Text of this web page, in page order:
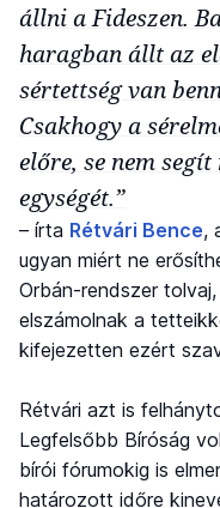
állni a Fideszen.
haragban állt az
sértettség van
Csakhogy a
előre, se nem
egységét.”
– írta Rétvári Bence,
ugyan miért ne
Orbán-rendszer
elszámolnak a
kifejezetten ezért
Rétvári azt is
Legfelsőbb Bíróság
bírói fórumokig is
határozott időre